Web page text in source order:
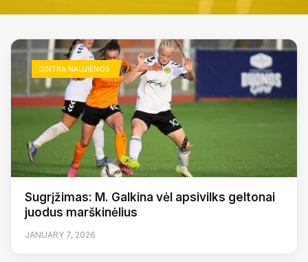
GINTRA NAUJIENOS
Sugrįžimas: M. Galkina vėl apsivilks geltonai
juodus marškinėlius
JANUARY 7, 2026